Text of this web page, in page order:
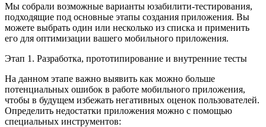
Мы собрали возможные варианты юзабилити-тестирования,
подходящие под основные этапы создания приложения. Вы
можете выбрать один или несколько из списка и применить
его для оптимизации вашего мобильного приложения.
Этап 1. Разработка, прототипирование и внутренние тесты
На данном этапе важно выявить как можно больше
потенциальных ошибок в работе мобильного приложения,
чтобы в будущем избежать негативных оценок пользователей.
Определить недостатки приложения можно с помощью
специальных инструментов: